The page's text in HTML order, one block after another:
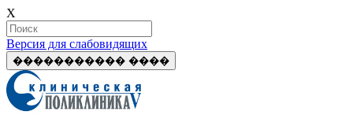
X
Версия для слабовидящих
����������� ����